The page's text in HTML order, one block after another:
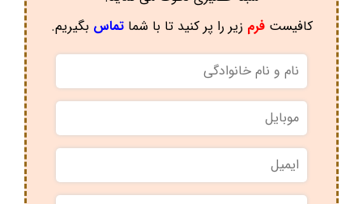
کافیستفرم زیر را پر کنید تا با شماتماس بگیریم.
نام
و
نام
خانوادگی
موبایل
ایمیل